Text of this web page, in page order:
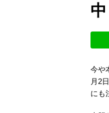
今や
月2
にも